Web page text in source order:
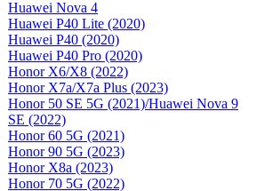
Huawei Nova 4
Huawei P40 Lite (2020)
Huawei P40 (2020)
Huawei P40 Pro (2020)
Honor X6/Х8 (2022)
Honor X7a/X7a Plus (2023)
Honor 50 SE 5G (2021)/Huawei Nova 9
SE (2022)
Honor 60 5G (2021)
Honor 90 5G (2023)
Honor X8a (2023)
Honor 70 5G (2022)